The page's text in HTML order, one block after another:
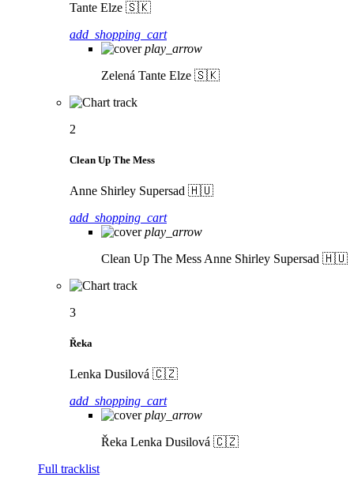
Tante Elze 🇸🇰
add_shopping_cart
play_arrow
Zelená Tante Elze 🇸🇰
2
Clean Up The Mess
Anne Shirley Supersad 🇭🇺
add_shopping_cart
play_arrow
Clean Up The Mess Anne Shirley Supersad 🇭🇺
3
Řeka
Lenka Dusilová 🇨🇿
add_shopping_cart
play_arrow
Řeka Lenka Dusilová 🇨🇿
Full tracklist